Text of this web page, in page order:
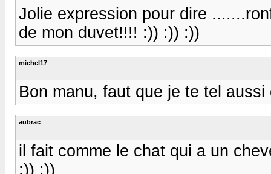
Jolie expression pour dire
de mon duvet!!!! :)) :)) :))
michel17
Bon manu, faut que je te tel aussi
aubrac
il fait comme le chat qui a un
:)) :))